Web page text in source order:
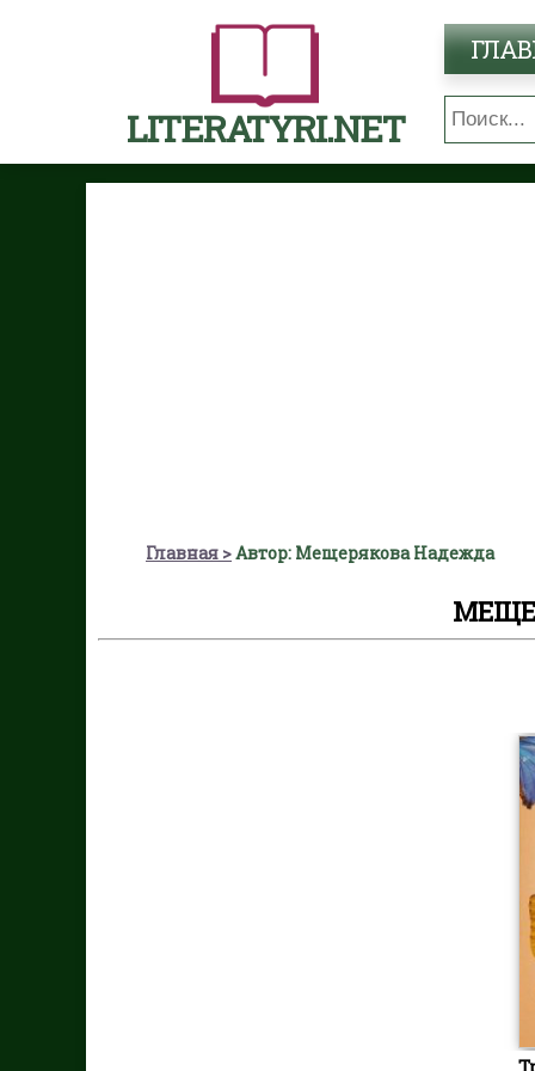
LITERATYRI.NET
Главная Автор: Мещерякова Надежда